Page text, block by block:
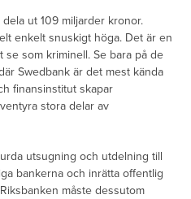
ut 109 miljarder kronor.
enkelt snuskigt höga. Det är en
se som kriminell. Se bara på de
Swedbank är det mest kända
finansinstitut skapar
stora delar av
utsugning och utdelning till
bankerna och inrätta offentlig
måste dessutom